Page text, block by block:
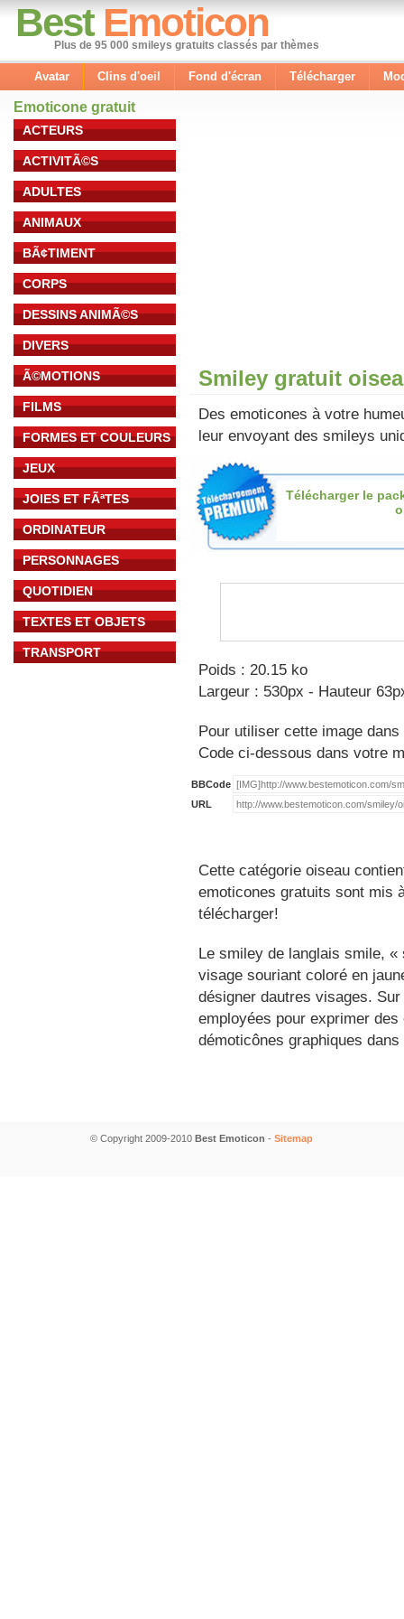
Best Emoticon
Plus de 95 000 smileys gratuits classés par thèmes
Avatar Clins d'oeil Fond d'écran Télécharger
Emoticone gratuit
ACTEURS
ACTIVITÃ©S
ADULTES
ANIMAUX
BÃ¢TIMENT
CORPS
DESSINS ANIMÃ©S
DIVERS
Ã©MOTIONS
FILMS
FORMES ET COULEURS
JEUX
JOIES ET FÃªTES
ORDINATEUR
PERSONNAGES
QUOTIDIEN
TEXTES ET OBJETS
TRANSPORT
Smiley gratuit
Des emoticones à votre
leur envoyant des smileys
Télécharger le
Poids : 20.15 ko
Largeur : 530px - Hauteur
Pour utiliser cette image
Code ci-dessous dans votre
BBCode
URL
Cette catégorie oiseau
emoticones gratuits sont mis
télécharger!
Le smiley de langlais smile,
visage souriant coloré en
désigner dautres visages.
employées pour exprimer
démoticônes graphiques
© Copyright 2009-2010 Best Emoticon - Sitemap